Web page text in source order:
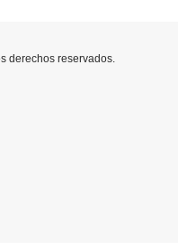
derechos reservados.